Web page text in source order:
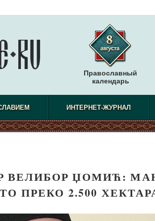
Православный
календарь
ИНТЕРНЕТ-ЖУРНАЛ
ВЕЛИБОР ЏОМИЋ:
ПРЕКО 2.500